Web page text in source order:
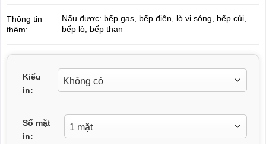
Thông tin
thêm:
Nấu được: bếp gas, bếp điện, lò vi sóng, bếp củi,
bếp lò, bếp than
Kiểu
in:
Số mặt
in: